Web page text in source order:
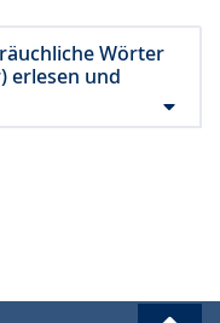
Wörter
erlesen und